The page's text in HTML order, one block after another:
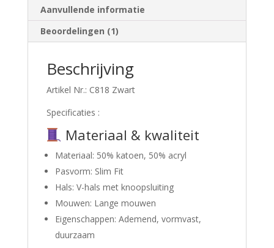
Modern
Casual
aantal
Aanvullende informatie
Beoordelingen (1)
Beschrijving
Artikel Nr.: C818 Zwart
Specificaties :
Materiaal & kwaliteit
Materiaal: 50% katoen, 50% acryl
Pasvorm: Slim Fit
Hals: V-hals met knoopsluiting
Mouwen: Lange mouwen
Eigenschappen: Ademend, vormvast,
duurzaam